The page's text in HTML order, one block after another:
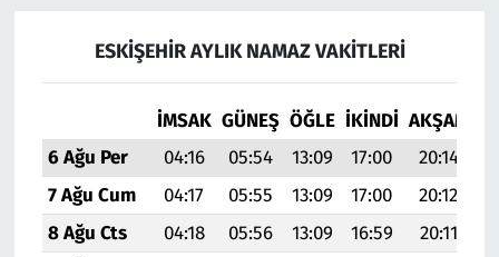
ESKIŞEHIR AYLIK NAMAZ VAKITLERI
İMSAK GÜNEŞ ÖĞLE İKINDI AKŞAM
6 Ağu Per
04:16 05:54 13:09 17:00 20:14
7 Ağu Cum
04:17 05:55 13:09 17:00 20:12
8 Ağu Cts
04:18 05:56 13:09 16:59 20:11